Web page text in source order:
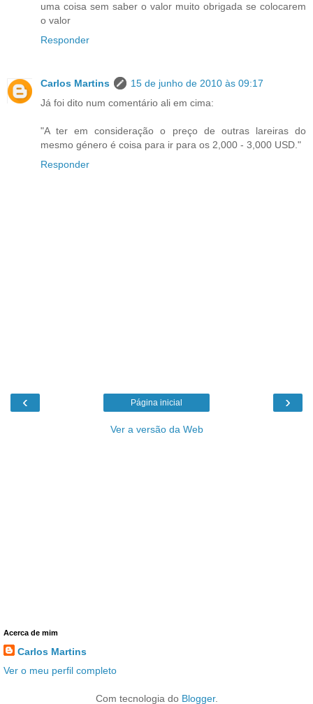
uma coisa sem saber o valor muito obrigada se colocarem
o valor
Responder
Carlos Martins
15 de junho de 2010 às 09:17
Já foi dito num comentário ali em cima:
"A ter em consideração o preço de outras lareiras do
mesmo género é coisa para ir para os 2,000 - 3,000 USD."
Responder
‹ ›
Página inicial
Ver a versão da Web
Acerca de mim
Carlos Martins
Ver o meu perfil completo
Com tecnologia do Blogger.